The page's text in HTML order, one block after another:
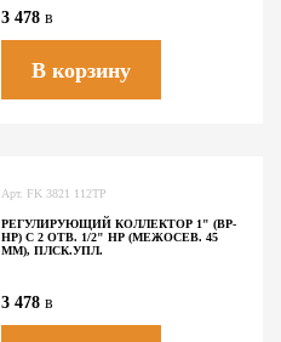
3 478 в
В корзину
Арт. FK 3821 112TP
РЕГУЛИРУЮЩИЙ КОЛЛЕКТОР 1" (ВР-
НР) С 2 ОТВ. 1/2" НР (МЕЖОСЕВ. 45
ММ), ПЛСК.УПЛ.
3 478 в